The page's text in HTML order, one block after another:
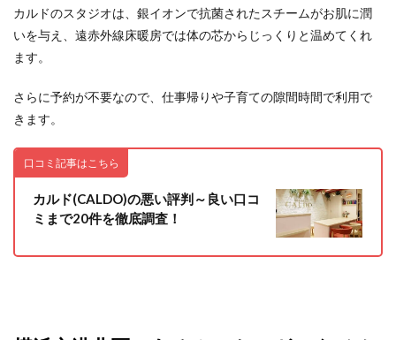
カルドのスタジオは、銀イオンで抗菌されたスチームがお肌に潤
いを与え、遠赤外線床暖房では体の芯からじっくりと温めてくれ
ます。
さらに予約が不要なので、仕事帰りや子育ての隙間時間で利用で
きます。
口コミ記事はこちら
カルド(CALDO)の悪い評判～良い口コ
ミまで20件を徹底調査！